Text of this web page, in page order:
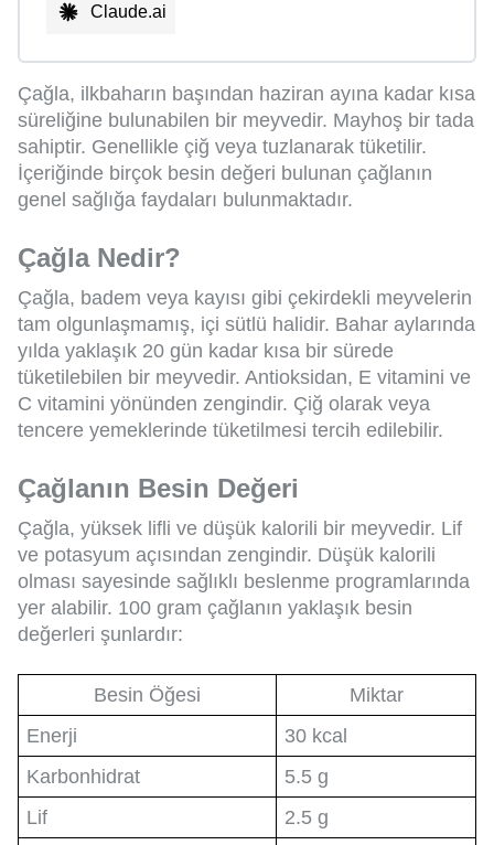
Claude.ai
Çağla, ilkbaharın başından haziran ayına kadar kısa
süreliğine bulunabilen bir meyvedir. Mayhoş bir tada
sahiptir. Genellikle çiğ veya tuzlanarak tüketilir.
İçeriğinde birçok besin değeri bulunan çağlanın
genel sağlığa faydaları bulunmaktadır.
Çağla Nedir?
Çağla, badem veya kayısı gibi çekirdekli meyvelerin
tam olgunlaşmamış, içi sütlü halidir. Bahar aylarında
yılda yaklaşık 20 gün kadar kısa bir sürede
tüketilebilen bir meyvedir. Antioksidan, E vitamini ve
C vitamini yönünden zengindir. Çiğ olarak veya
tencere yemeklerinde tüketilmesi tercih edilebilir.
Çağlanın Besin Değeri
Çağla, yüksek lifli ve düşük kalorili bir meyvedir. Lif
ve potasyum açısından zengindir. Düşük kalorili
olması sayesinde sağlıklı beslenme programlarında
yer alabilir. 100 gram çağlanın yaklaşık besin
değerleri şunlardır:
Besin Öğesi
Miktar
Enerji
30 kcal
Karbonhidrat
5.5 g
Lif
2.5 g